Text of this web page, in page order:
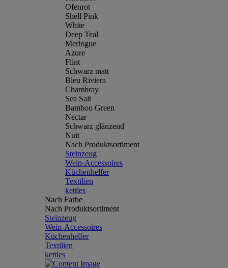
Ofenrot
Shell Pink
White
Deep Teal
Meringue
Azure
Flint
Schwarz matt
Bleu Riviera
Chambray
Sea Salt
Bamboo Green
Nectar
Schwarz glänzend
Nuit
Nach Produktsortiment
Steinzeug
Wein-Accessoires
Küchenhelfer
Textilien
kettles
Nach Farbe
Nach Produktsortiment
Steinzeug
Wein-Accessoires
Küchenhelfer
Textilien
kettles